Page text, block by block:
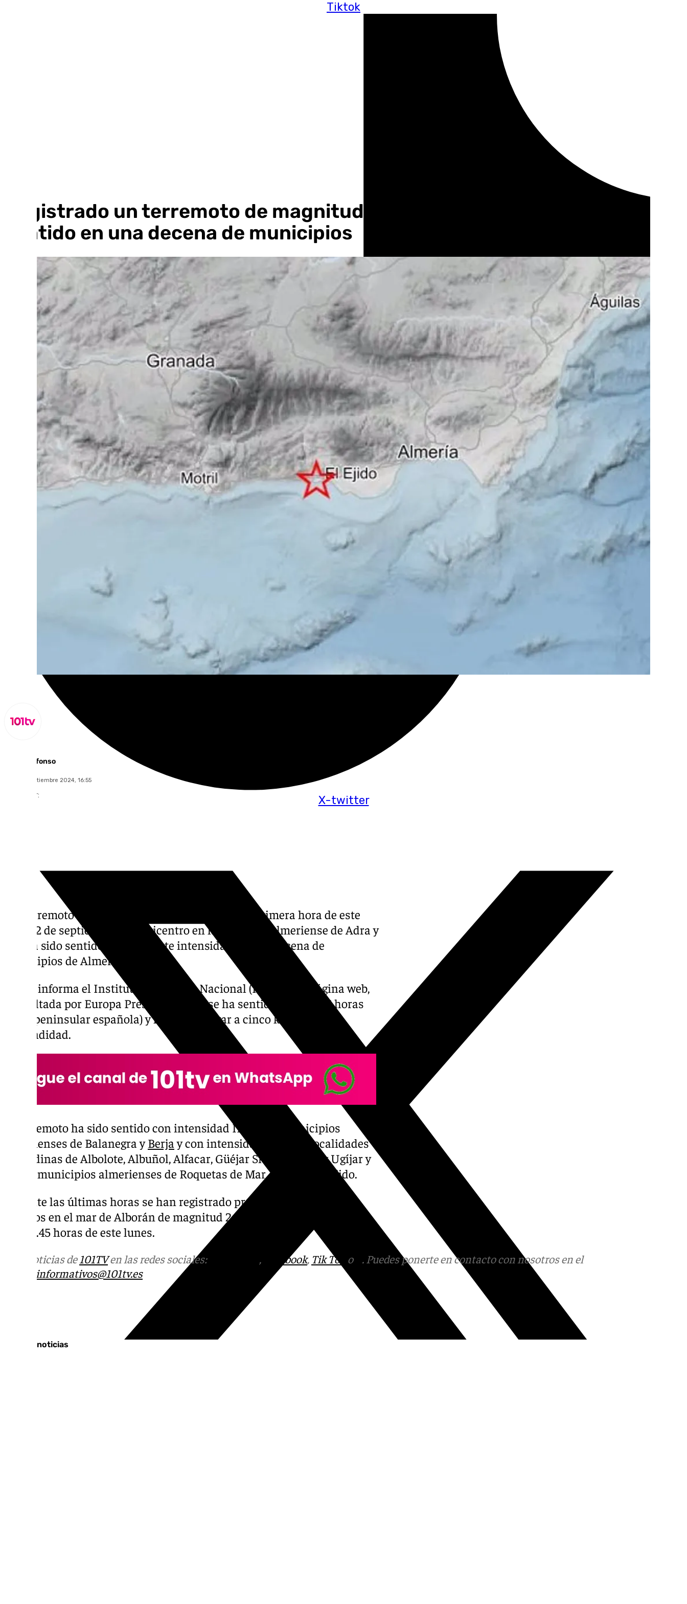
Tiktok
X-twitter
Registrado un terremoto de magnitud 3,4 con epicentro en Adra
sentido en una decena de municipios
Miguel Alfonso
lunes, 2 septiembre 2024, 16:55
Compartir:
Un terremoto de
3,4 se ha registrado a primera hora de este
lunes 2 de septiembre con epicentro en la localidad almeriense de Adra y
que ha sido sentido con diferente intensidad en una decena de
municipios de Almería y Granada.
Según informa el Instituto Geográfico Nacional (IGN) en su página web,
consultada por Europa Press, el seísmo se ha sentido a las 10.25 horas
(hora peninsular española) y ha tenido lugar a cinco kilómetros de
profundidad.
El terremoto ha sido sentido con intensidad III en los municipios
almerienses de Balanegra yBerja y con intensidad II en las localidades
granadinas de Albolote, Albuñol, Alfacar, Güéjar Sierra, Motril y Ugíjar y
en los municipios almerienses de Roquetas de Mar, Dalías y El Ejido.
Durante las últimas horas se han registrado previamente otros dos
seísmos en el mar de Alborán de magnitud 2.2 y 1.9 a las 04.15 horas y a
las 00.45 horas de este lunes.
Más noticias de 101TVen las redes sociales: , Facebook, Tik Tok o
. Puedes ponerte en contacto con nosotros en el
informativos@101tv.es
Últimas noticias